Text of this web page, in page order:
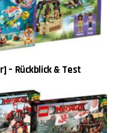
– Rückblick & Test